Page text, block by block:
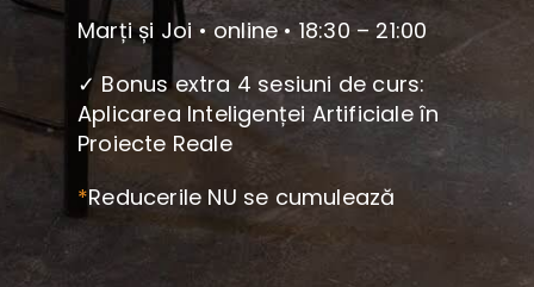
Marți și Joi • online • 18:30 – 21:00
✓ Bonus extra 4 sesiuni de curs:
Aplicarea Inteligenței Artificiale în
Proiecte Reale
*Reducerile NU se cumulează